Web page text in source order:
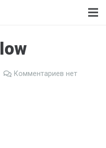
Комментариев нет